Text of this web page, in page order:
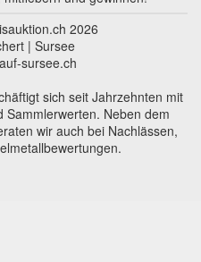
2026
| Sursee
sursee.ch
sich seit Jahrzehnten mit
Sammlerwerten. Neben dem
wir auch bei Nachlässen,